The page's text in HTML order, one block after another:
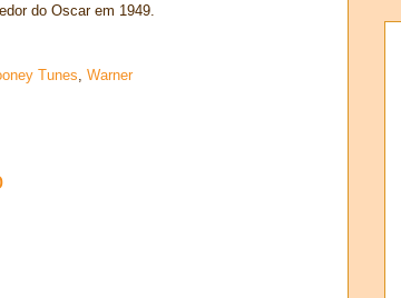
do Oscar em 1949.
Tunes, Warner